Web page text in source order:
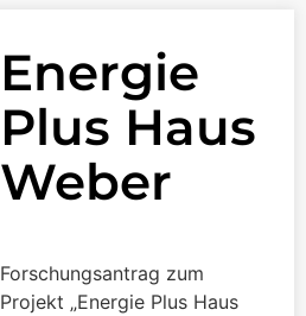
Energie
Plus Haus
Weber
Forschungsantrag zum
Projekt „Energie Plus Haus